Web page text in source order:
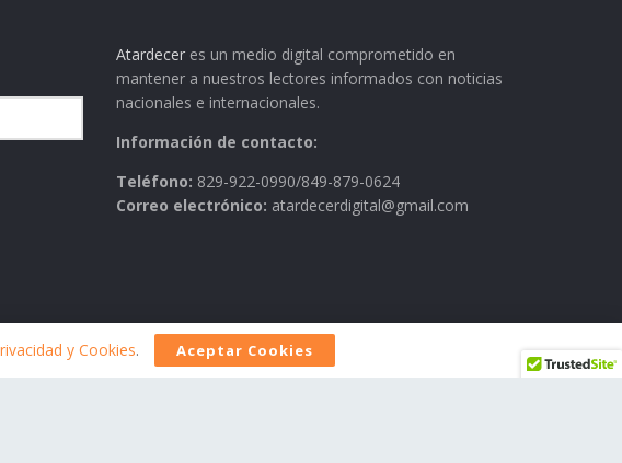
Atardecer es un medio digital comprometido en
mantener a nuestros lectores informados con noticias
nacionales e internacionales.
Información de contacto:
Teléfono: 829-922-0990/849-879-0624
Correo electrónico: atardecerdigital@gmail.com
y Cookies. Aceptar Cookies